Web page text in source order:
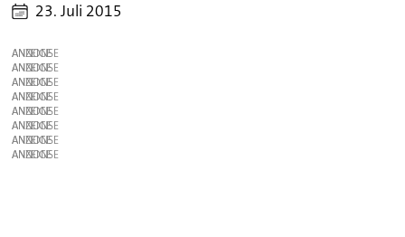
23. Juli 2015
ANZEIGE
ANZEIGE
ANZEIGE
ANZEIGE
ANZEIGE
ANZEIGE
ANZEIGE
ANZEIGE